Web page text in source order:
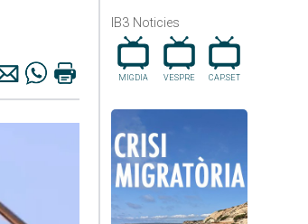
IB3 Noticies
MIGDIA VESPRE CAP.SET